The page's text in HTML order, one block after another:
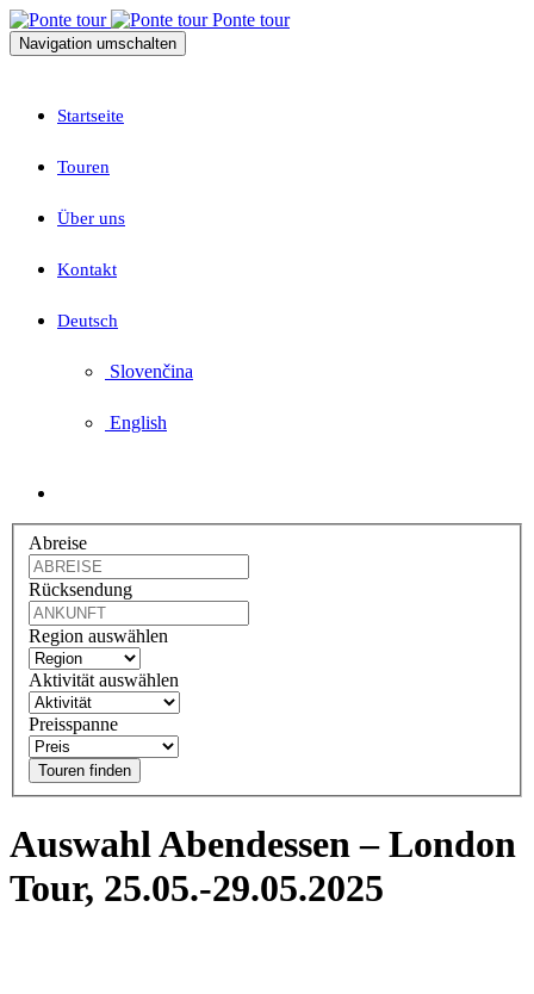
Ponte tour
Navigation umschalten
Startseite
Touren
Über uns
Kontakt
Deutsch
Slovenčina
English
Abreise
Rücksendung
Region auswählen
Aktivität auswählen
Preisspanne
Touren finden
Auswahl Abendessen – London
Tour, 25.05.-29.05.2025